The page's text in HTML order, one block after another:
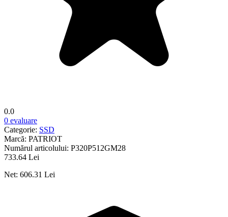
0.0
0 evaluare
Categorie: SSD
Marcă: PATRIOT
Numărul articolului: P320P512GM28
733.64 Lei
Net: 606.31 Lei